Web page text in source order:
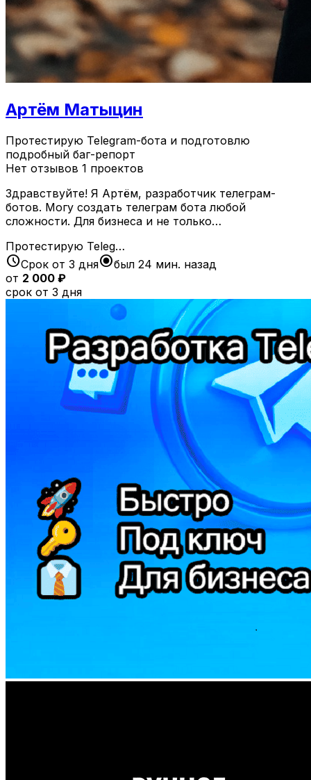
Артём Матыцин
Протестирую Telegram-бота и подготовлю
подробный баг-репорт
Нет отзывов 1 проектов
Здравствуйте! Я Артём, разработчик телеграм-
ботов. Могу создать телеграм бота любой
сложности. Для бизнеса и не только…
Протестирую Teleg…
scheduleСрок от 3 дняradio_button_checkedбыл 24 мин. назад
от 2 000 ₽
срок от 3 дня